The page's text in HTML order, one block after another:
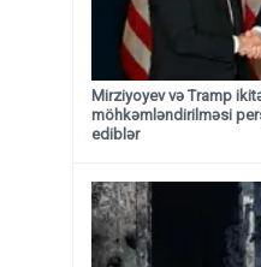
Mirziyoyev və Tramp
möhkəmləndirilməsi
ediblər